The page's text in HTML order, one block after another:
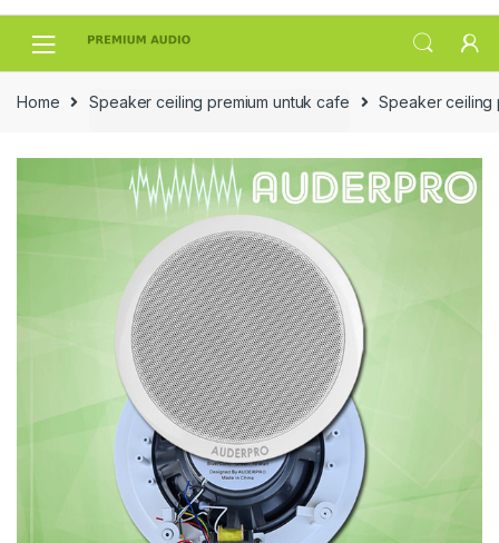
Skip
Skip
Home Speaker ceiling premium untuk cafe Speaker ceiling